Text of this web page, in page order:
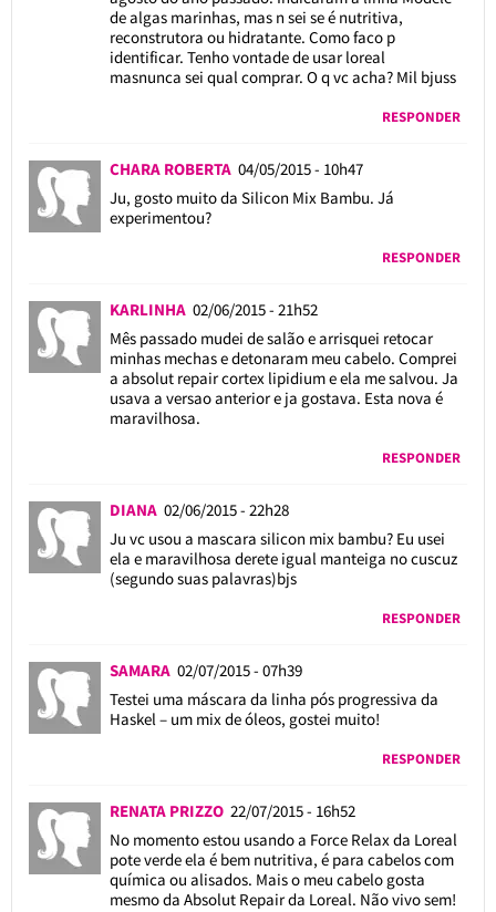
de algas marinhas, mas n sei se é nutritiva,
reconstrutora ou hidratante. Como faco p
identificar. Tenho vontade de usar loreal
masnunca sei qual comprar. O q vc acha? Mil bjuss
RESPONDER
CHARA ROBERTA 04/05/2015 - 10h47
Ju, gosto muito da Silicon Mix Bambu. Já
experimentou?
RESPONDER
KARLINHA 02/06/2015 - 21h52
Mês passado mudei de salão e arrisquei retocar
minhas mechas e detonaram meu cabelo. Comprei
a absolut repair cortex lipidium e ela me salvou. Ja
usava a versao anterior e ja gostava. Esta nova é
maravilhosa.
RESPONDER
DIANA 02/06/2015 - 22h28
Ju vc usou a mascara silicon mix bambu? Eu usei
ela e maravilhosa derete igual manteiga no cuscuz
(segundo suas palavras)bjs
RESPONDER
SAMARA 02/07/2015 - 07h39
Testei uma máscara da linha pós progressiva da
Haskel – um mix de óleos, gostei muito!
RESPONDER
RENATA PRIZZO 22/07/2015 - 16h52
No momento estou usando a Force Relax da Loreal
pote verde ela é bem nutritiva, é para cabelos com
química ou alisados. Mais o meu cabelo gosta
mesmo da Absolut Repair da Loreal. Não vivo sem!